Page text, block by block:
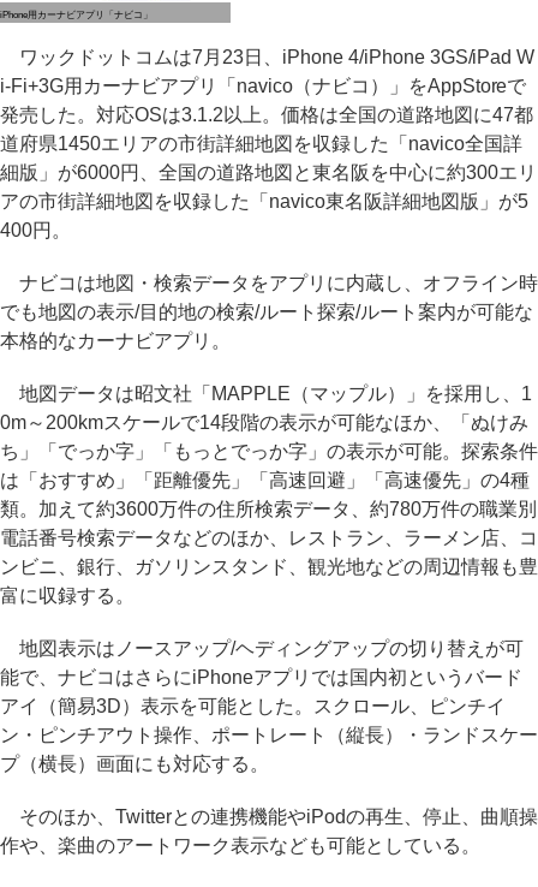
iPhone用カーナビアプリ「ナビコ」
ワックドットコムは7月23日、iPhone 4/iPhone 3GS/iPad W
i-Fi+3G用カーナビアプリ「navico（ナビコ）」をAppStoreで
発売した。対応OSは3.1.2以上。価格は全国の道路地図に47都
道府県1450エリアの市街詳細地図を収録した「navico全国詳
細版」が6000円、全国の道路地図と東名阪を中心に約300エリ
アの市街詳細地図を収録した「navico東名阪詳細地図版」が5
400円。
ナビコは地図・検索データをアプリに内蔵し、オフライン時
でも地図の表示/目的地の検索/ルート探索/ルート案内が可能な
本格的なカーナビアプリ。
地図データは昭文社「MAPPLE（マップル）」を採用し、1
0m～200kmスケールで14段階の表示が可能なほか、「ぬけみ
ち」「でっか字」「もっとでっか字」の表示が可能。探索条件
は「おすすめ」「距離優先」「高速回避」「高速優先」の4種
類。加えて約3600万件の住所検索データ、約780万件の職業別
電話番号検索データなどのほか、レストラン、ラーメン店、コ
ンビニ、銀行、ガソリンスタンド、観光地などの周辺情報も豊
富に収録する。
地図表示はノースアップ/ヘディングアップの切り替えが可
能で、ナビコはさらにiPhoneアプリでは国内初というバード
アイ（簡易3D）表示を可能とした。スクロール、ピンチイ
ン・ピンチアウト操作、ポートレート（縦長）・ランドスケー
プ（横長）画面にも対応する。
そのほか、Twitterとの連携機能やiPodの再生、停止、曲順操
作や、楽曲のアートワーク表示なども可能としている。